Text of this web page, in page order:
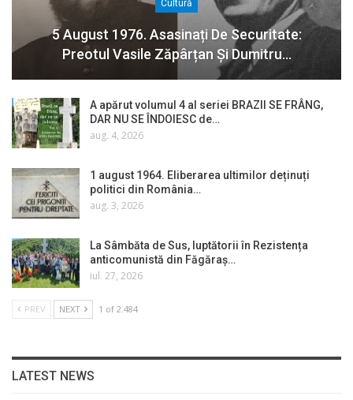
Cultură
5 August 1976. Asasinați De Securitate:
Preotul Vasile Zăpârțan Și Dumitru…
A apărut volumul 4 al seriei BRAZII SE FRÂNG,
DAR NU SE ÎNDOIESC de…
aug. 4, 2026
1 august 1964. Eliberarea ultimilor deținuți
politici din România…
aug. 3, 2026
La Sâmbăta de Sus, luptătorii în Rezistența
anticomunistă din Făgăraș…
iul. 27, 2026
PREV NEXT 1 of 2.484
LATEST NEWS